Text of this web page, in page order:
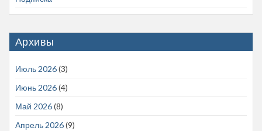
Архивы
Июль 2026(3)
Июнь 2026(4)
Май 2026(8)
Апрель 2026(9)